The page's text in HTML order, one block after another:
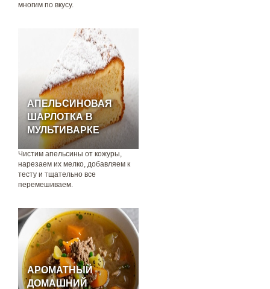
многим по вкусу.
АПЕЛЬСИНОВАЯ
ШАРЛОТКА В
МУЛЬТИВАРКЕ
Чистим апельсины от кожуры,
нарезаем их мелко, добавляем к
тесту и тщательно все
перемешиваем.
АРОМАТНЫЙ
ДОМАШНИЙ